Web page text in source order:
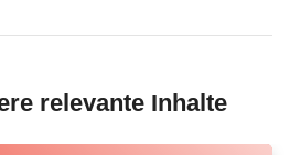
relevante Inhalte